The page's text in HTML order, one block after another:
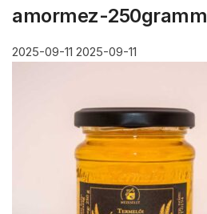
amormez-250gramm
2025-09-11 2025-09-11